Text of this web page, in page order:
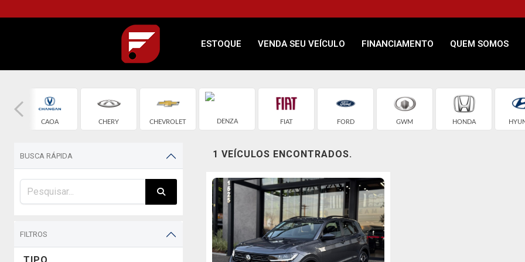
ESTOQUE VENDA SEU VEÍCULO FINANCIAMENTO QUEM SOMOS
CAOA CHERY CHEVROLET DENZA FIAT FORD GWM HONDA
BUSCA RÁPIDA
FILTROS
1 VEÍCULOS ENCONTRADOS.